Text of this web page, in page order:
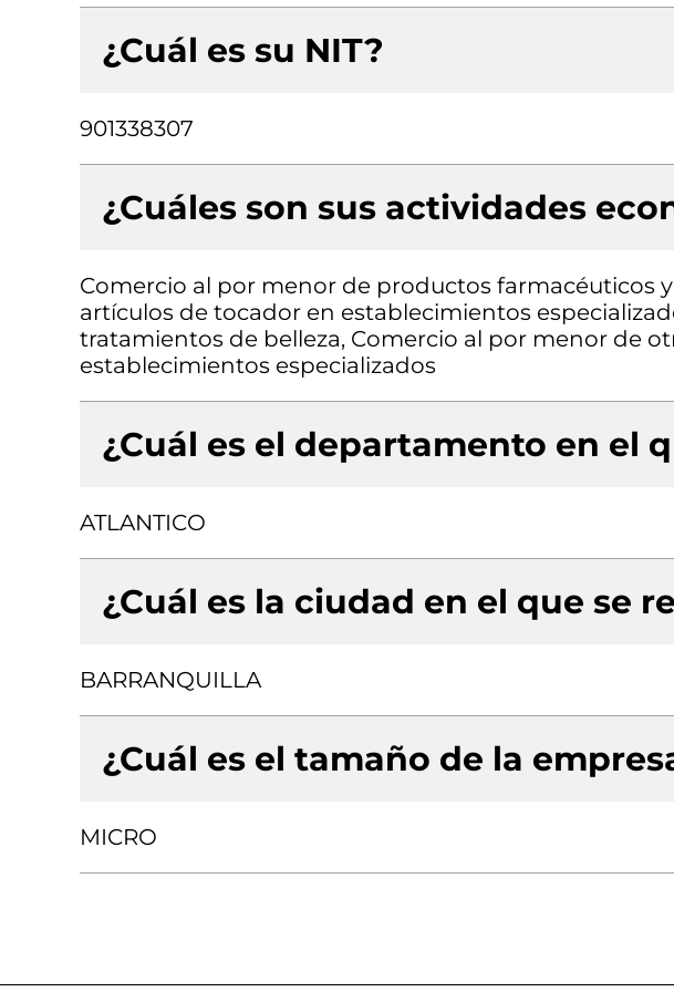
¿Cuál es su NIT?
901338307
¿Cuáles son sus actividades
Comercio al por menor de productos farmacéuticos
artículos de tocador en establecimientos
tratamientos de belleza, Comercio al por menor de
establecimientos especializados
¿Cuál es el departamento en el
ATLANTICO
¿Cuál es la ciudad en el que se
BARRANQUILLA
¿Cuál es el tamaño de la
MICRO